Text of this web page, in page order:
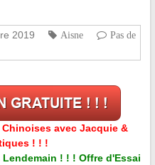
2019 Aisne
Pas de
avec Jacquie &
! ! !
! ! ! Offre d'Essai